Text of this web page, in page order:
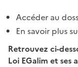
Accéder au
En savoir plus
Retrouvez ci-
Loi EGalim et ses